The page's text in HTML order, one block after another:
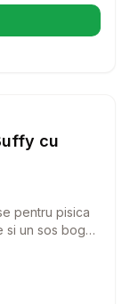
într-o filă nouă)
Umeda Pisici
cu
pentru pisica
un sos bogat,